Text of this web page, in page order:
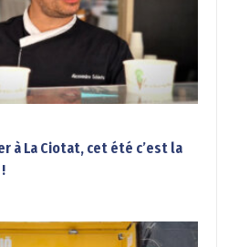
à La Ciotat, cet été c’est la